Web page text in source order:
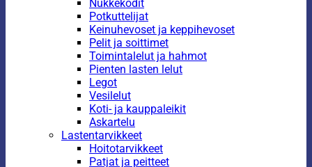
Nukkekodit
Potkuttelijat
Keinuhevoset ja keppihevoset
Pelit ja soittimet
Toimintalelut ja hahmot
Pienten lasten lelut
Legot
Vesilelut
Koti- ja kauppaleikit
Askartelu
Lastentarvikkeet
Hoitotarvikkeet
Patjat ja peitteet